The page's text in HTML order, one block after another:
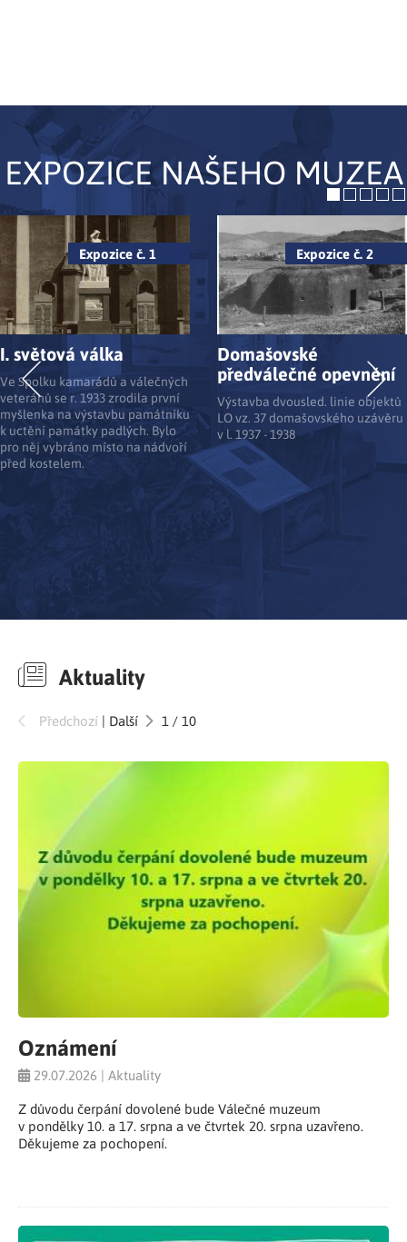
EXPOZICE NAŠEHO MUZEA
Expozice č. 1
I. světová válka
Ve Spolku kamarádů a válečných
veteránů se r. 1933 zrodila první
myšlenka na výstavbu památníku
k uctění památky padlých. Bylo
pro něj vybráno místo na nádvoří
před kostelem.
Expozice č. 2
Domašovské
předválečné opevnění
Výstavba dvousled. linie objektů
LO vz. 37 domašovského uzávěru
v l. 1937 - 1938
Aktuality
Předchozí | Další 1 / 10
Oznámení
29.07.2026 | Aktuality
Z důvodu čerpání dovolené bude Válečné muzeum
v pondělky 10. a 17. srpna a ve čtvrtek 20. srpna uzavřeno.
Děkujeme za pochopení.